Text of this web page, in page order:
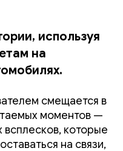
используя
на
смещается в
моментов —
которые
на связи,